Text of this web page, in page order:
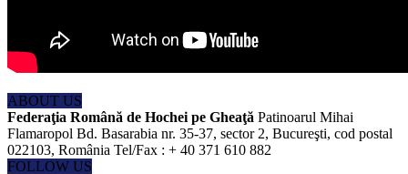
ABOUT US
Federaţia Română de Hochei pe Gheaţă Patinoarul Mihai
Flamaropol Bd. Basarabia nr. 35-37, sector 2, Bucureşti, cod postal
022103, România Tel/Fax : + 40 371 610 882
FOLLOW US